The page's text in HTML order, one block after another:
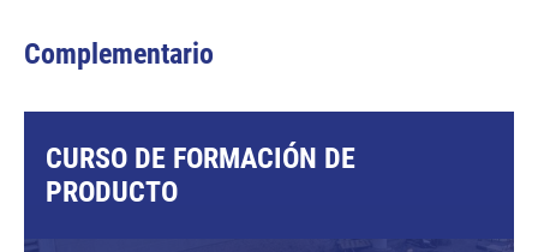
Complementario
CURSO DE FORMACIÓN DE
PRODUCTO